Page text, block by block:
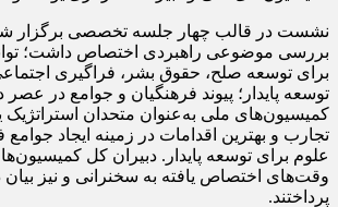
نشست در قالب چهار جلسه تخصصی برگزار
بررسی موضوعی راهبردی اختصاص داشت؛
برای توسعه صلح، حقوق بشر، فراگیری
توسعه پایدار؛ پیوند فرهنگیان و جوامع در عصر
کمیسیون‌های ملی به‌عنوان متحدان استراتژیک
تجارب و بهترین اقدامات در زمینه ایجاد
علوم برای توسعه پایدار. دبیران کل
وقت‌های اختصاص یافته به سخنرانی و نیز بیان
پرداختند.